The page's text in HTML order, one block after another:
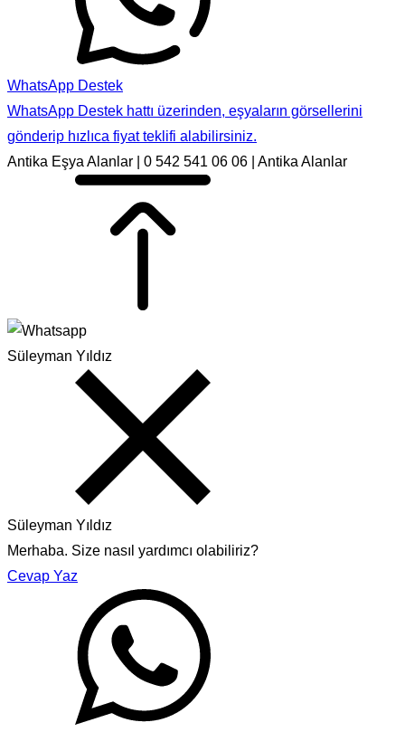
WhatsApp Destek
WhatsApp Destek hattı üzerinden, eşyaların görsellerini
gönderip hızlıca fiyat teklifi alabilirsiniz.
Antika Eşya Alanlar | 0 542 541 06 06 | Antika Alanlar
Süleyman Yıldız
Süleyman Yıldız
Merhaba. Size nasıl yardımcı olabiliriz?
Cevap Yaz